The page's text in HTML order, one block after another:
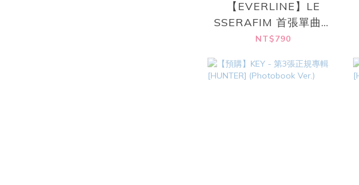
【EVERLINE】LE
SSERAFIM 首張單曲專
輯 - [SPAGHETTI]
NT$790